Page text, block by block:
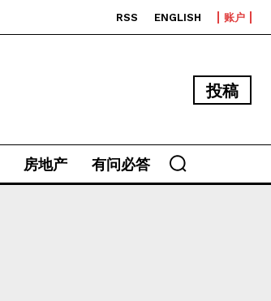
RSS ENGLISH 账户
投稿
房地产 有问必答